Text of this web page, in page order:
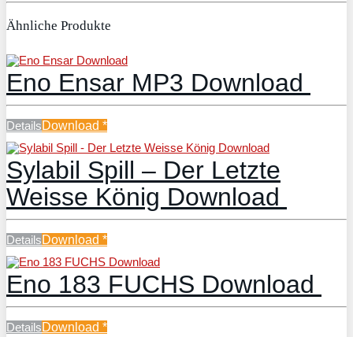
Ähnliche Produkte
Eno Ensar MP3 Download
DetailsDownload *
Sylabil Spill – Der Letzte
Weisse König Download
DetailsDownload *
Eno 183 FUCHS Download
DetailsDownload *